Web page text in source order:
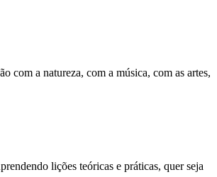
com a natureza, com a música, com as artes,
lições teóricas e práticas, quer seja